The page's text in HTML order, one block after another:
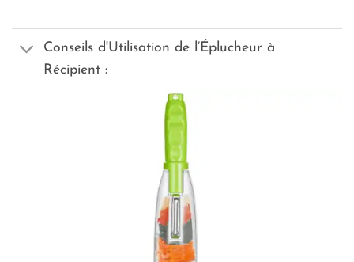
Conseils d'Utilisation de l’Éplucheur à
Récipient :